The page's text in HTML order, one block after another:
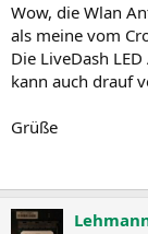
Wow, die Wlan
als meine vom
Die LiveDash
kann auch drauf
Grüße